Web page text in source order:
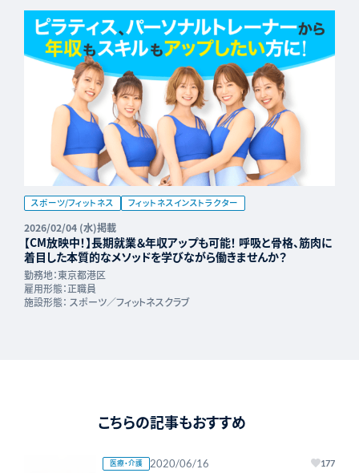
スポーツ/フィットネス フィットネスインストラクター
2026/02/04 (水)掲載
【CM放映中！】長期就業＆年収アップも可能！ 呼吸と骨格、筋肉に
着目した本質的なメソッドを学びながら働きませんか？
勤務地：東京都港区
雇用形態：正職員
施設形態： スポーツ／フィットネスクラブ
こちらの記事もおすすめ
医療・介護 2020/06/16 177